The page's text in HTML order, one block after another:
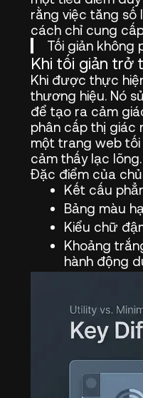
rằng việc tăng số
cách chỉ cung
Tối giản không
Khi tối giản trở
Khi được thực
thương hiệu. Nó
để tạo ra cảm
phân cấp thị giác
một trang web
cảm thấy lạc lõng.
Đặc điểm của
Kết cấu
Bảng màu
Kiểu chữ
Khoảng
hành động